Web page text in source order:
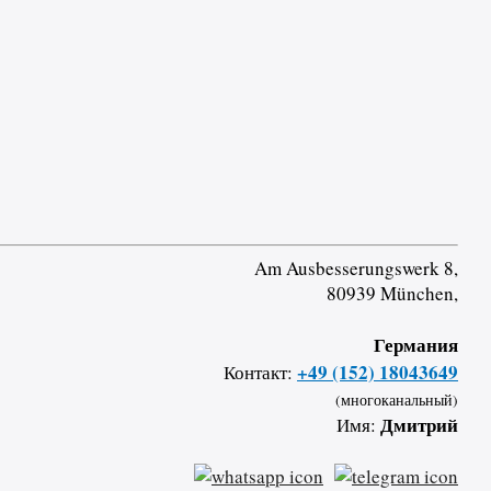
Am Ausbesserungswerk 8,
80939 München,
Германия
Контакт: +49 (152) 18043649
(многоканальный)
Имя: Дмитрий